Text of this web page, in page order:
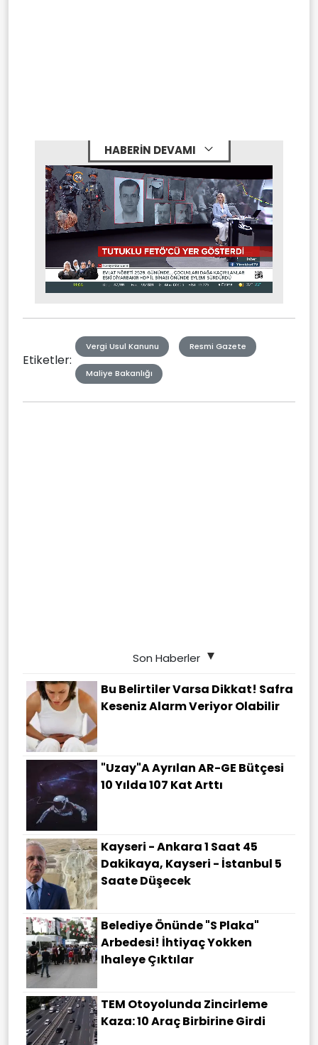
HABERİN DEVAMI
Mute Stream
Etiketler:
Vergi Usul Kanunu Resmi Gazete
Maliye Bakanlığı
Son Haberler
Bu Belirtiler Varsa Dikkat! Safra
Keseniz Alarm Veriyor Olabilir
"Uzay"a Ayrılan AR-GE Bütçesi
10 Yılda 107 Kat Arttı
Kayseri - Ankara 1 Saat 45
Dakikaya, Kayseri - İstanbul 5
Saate Düşecek
Belediye Önünde "S Plaka"
Arbedesi! İhtiyaç Yokken
Ihaleye Çıktılar
TEM Otoyolunda Zincirleme
Kaza: 10 Araç Birbirine Girdi